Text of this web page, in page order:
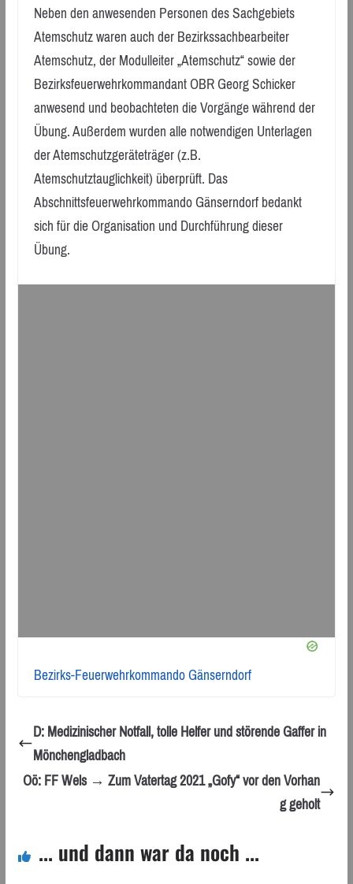
Neben den anwesenden Personen des Sachgebiets
Atemschutz waren auch der Bezirkssachbearbeiter
Atemschutz, der Modulleiter „Atemschutz“ sowie der
Bezirksfeuerwehrkommandant OBR Georg Schicker
anwesend und beobachteten die Vorgänge während der
Übung. Außerdem wurden alle notwendigen Unterlagen
der Atemschutzgeräteträger (z.B.
Atemschutztauglichkeit) überprüft. Das
Abschnittsfeuerwehrkommando Gänserndorf bedankt
sich für die Organisation und Durchführung dieser
Übung.
Bezirks-Feuerwehrkommando Gänserndorf
D: Medizinischer Notfall, tolle Helfer und störende Gaffer in
Mönchengladbach
Oö: FF Wels → Zum Vatertag 2021 „Gofy“ vor den Vorhan
g geholt
... und dann war da noch ...